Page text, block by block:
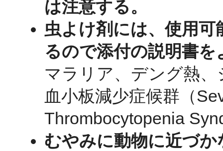
は注意する。
虫よけ剤には、使用
るので添付の説明書
マラリア、デング熱
血小板減少症候群（
Thrombocytopenia
むやみに動物に近づ